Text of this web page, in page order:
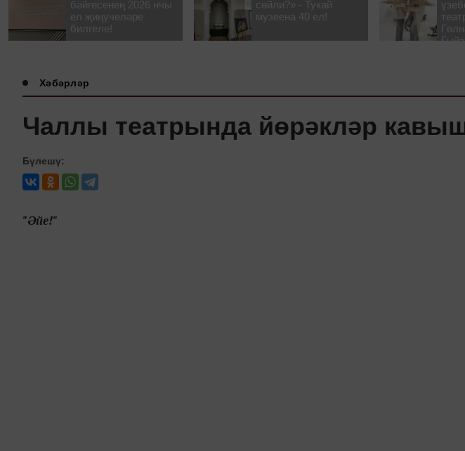
бәйгесенең 2026 нчы
ел җиңүчеләре
билгеле!
сөйли?» - Тукай
музеена 40 ел!
Хәбәрләр
Чаллы театрында йөрәкләр
Бүлешү:
"Әйе!"